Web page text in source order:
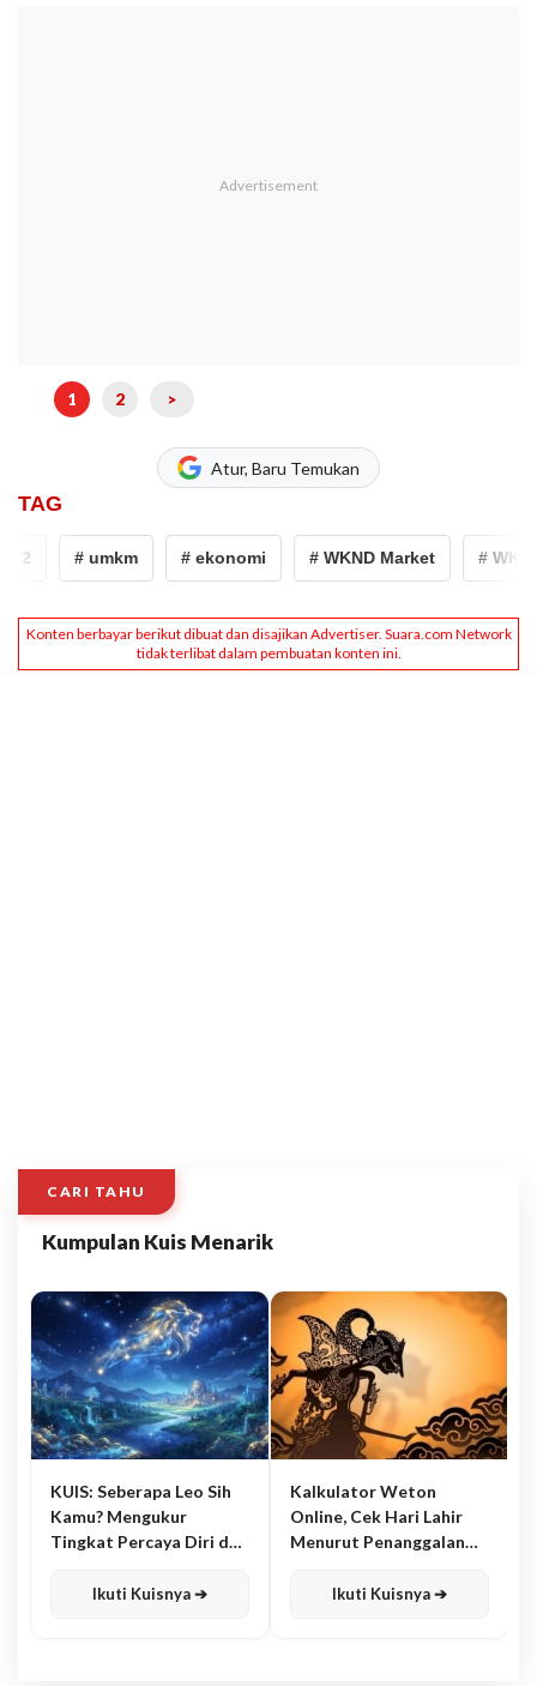
1 2 >
Atur, Baru Temukan
TAG
# umkm # ekonomi # WKND Market # WKND
CARI TAHU
Kumpulan Kuis Menarik
KUIS: Seberapa Leo Sih
Kamu? Mengukur
Tingkat Percaya Diri dan
Ikuti Kuisnya ➔
Kalkulator Weton
Online, Cek Hari Lahir
Menurut Penanggalan
Ikuti Kuisnya ➔